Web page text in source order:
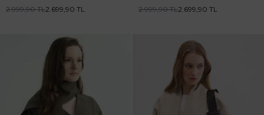
2.999,90TL2.699,90 TL
2.999,90TL2.699,90 TL